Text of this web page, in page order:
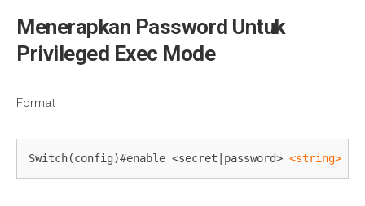
Menerapkan Password Untuk
Privileged Exec Mode
Format
Switch(config)#enable <secret|password> <string>